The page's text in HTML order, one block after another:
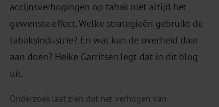
accijnsverhogingen op tabak niet altijd het
gewenste effect. Welke strategieën gebruikt de
tabaksindustrie? En wat kan de overheid daar
aan doen? Heike Garritsen legt dat in dit blog
uit.
Onderzoek laat zien dat het verhogen van